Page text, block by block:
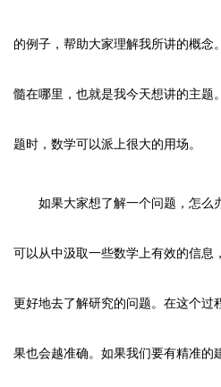
的例子，帮助大家理解我所讲的概念
髓在哪里，也就是我今天想讲的主题
题时，数学可以派上很大的用场。
如果大家想了解一个问题，怎么
可以从中汲取一些数学上有效的信息
更好地去了解研究的问题。在这个过
果也会越准确。如果我们要有精准的